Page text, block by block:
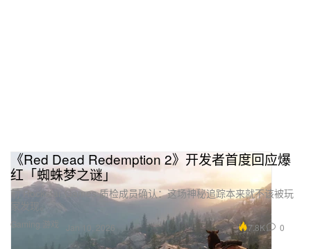
Gaming 游戏
《Red Dead Redemption 2》开发者首度回应爆
红「蜘蛛梦之谜」
前 Rockstar Games 质检成员确认：这场神秘追踪本来就不该被玩
家发现。
Jan 10, 2026 7.8K 0